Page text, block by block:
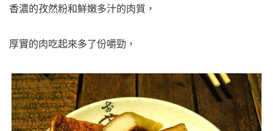
香濃的孜然粉和鮮嫩多汁的肉質，
厚實的肉吃起來多了份嚼勁，